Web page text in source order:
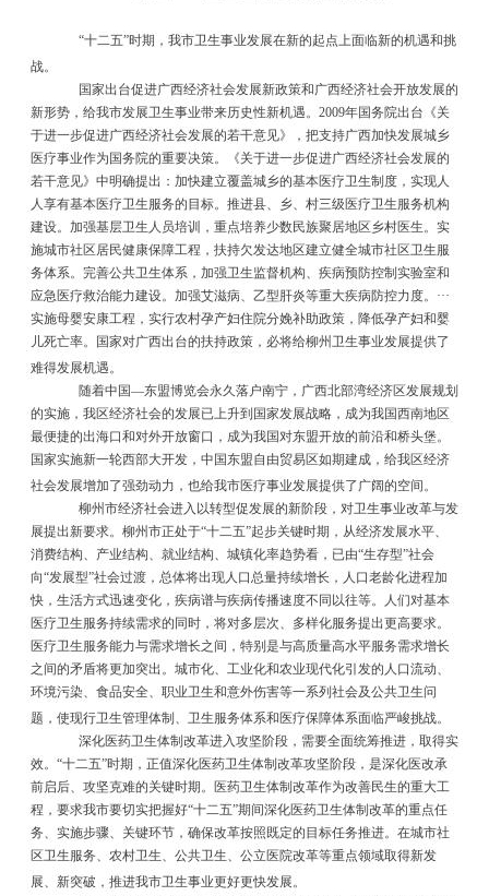
“十二五”时期，我市卫生事业发展在新的起点上面临新的机遇和挑
战。
国家出台促进广西经济社会发展新政策和广西经济社会开放发展的
新形势，给我市发展卫生事业带来历史性新机遇。 2009年国务院出台《关
于进一步促进广西经济社会发展的若干意见》，把支持广西加快发展城乡
医疗事业作为国务院的重要决策。《关于进一步促进广西经济社会发展的
若干意见》中明确提出：加快建立覆盖城乡的基本医疗卫生制度，实现人
人享有基本医疗卫生服务的目标。推进县、乡、村三级医疗卫生服务机构
建设。加强基层卫生人员培训，重点培养少数民族聚居地区乡村医生。实
施城市社区居民健康保障工程，扶持欠发达地区建立健全城市社区卫生服
务体系。完善公共卫生体系，加强卫生监督机构、疾病预防控制实验室和
应急医疗救治能力建设。加强艾滋病、乙型肝炎等重大疾病防控力度。 ···
实施母婴安康工程，实行农村孕产妇住院分娩补助政策，降低孕产妇和婴
儿死亡率。国家对广西出台的扶持政策，必将给柳州卫生事业发展提供了
难得发展机遇。
随着中国—东盟博览会永久落户南宁，广西北部湾经济区发展规划
的实施，我区经济社会的发展已上升到国家发展战略，成为我国西南地区
最便捷的出海口和对外开放窗口，成为我国对东盟开放的前沿和桥头堡。
国家实施新一轮西部大开发，中国东盟自由贸易区如期建成，给我区经济
社会发展增加了强劲动力，也给我市医疗事业发展提供了广阔的空间。
柳州市经济社会进入以转型促发展的新阶段，对卫生事业改革与发
展提出新要求。柳州市正处于“十二五”起步关键时期，从经济发展水平、
消费结构、产业结构、就业结构、城镇化率趋势看，已由“生存型”社会
向“发展型”社会过渡，总体将出现人口总量持续增长，人口老龄化进程加
快，生活方式迅速变化，疾病谱与疾病传播速度不同以往等。人们对基本
医疗卫生服务持续需求的同时，将对多层次、多样化服务提出更高要求。
医疗卫生服务能力与需求增长之间，特别是与高质量高水平服务需求增长
之间的矛盾将更加突出。城市化、工业化和农业现代化引发的人口流动、
环境污染、食品安全、职业卫生和意外伤害等一系列社会及公共卫生问
题，使现行卫生管理体制、卫生服务体系和医疗保障体系面临严峻挑战。
深化医药卫生体制改革进入攻坚阶段，需要全面统筹推进，取得实
效。 “十二五”时期，正值深化医药卫生体制改革攻坚阶段，是深化医改承
前启后、攻坚克难的关键时期。医药卫生体制改革作为改善民生的重大工
程，要求我市要切实把握好“十二五”期间深化医药卫生体制改革的重点任
务、实施步骤、关键环节，确保改革按照既定的目标任务推进。在城市社
区卫生服务、农村卫生、公共卫生、公立医院改革等重点领域取得新发
展、新突破，推进我市卫生事业更好更快发展。